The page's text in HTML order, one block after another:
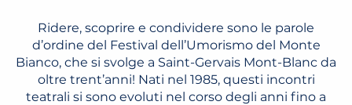
Ridere, scoprire e condividere sono le parole
d’ordine del Festival dell’Umorismo del Monte
Bianco, che si svolge a Saint-Gervais Mont-Blanc da
oltre trent’anni! Nati nel 1985, questi incontri
teatrali si sono evoluti nel corso degli anni fino a